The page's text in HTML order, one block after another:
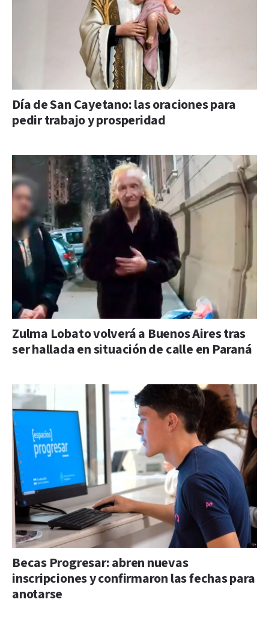
Día de San Cayetano: las oraciones para
pedir trabajo y prosperidad
Zulma Lobato volverá a Buenos Aires tras
ser hallada en situación de calle en Paraná
Becas Progresar: abren nuevas
inscripciones y confirmaron las fechas para
anotarse